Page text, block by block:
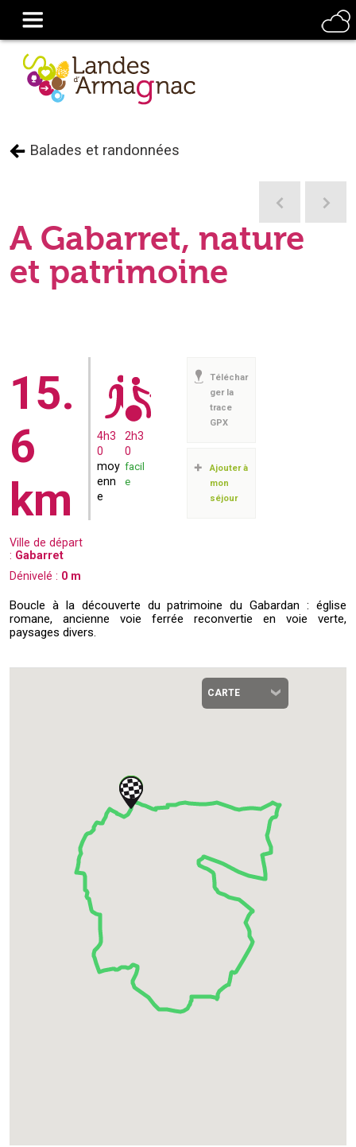
Balades et randonnées
A Gabarret, nature
et patrimoine
15.
6
km
Ville de départ
: Gabarret
Dénivelé : 0 m
4h3
0
moy
enn
e
2h3
0
facil
e
Téléchar
ger la
trace
GPX
Ajouter à
mon
séjour
Boucle à la découverte du patrimoine du Gabardan : église
romane, ancienne voie ferrée reconvertie en voie verte,
paysages divers.
CARTE